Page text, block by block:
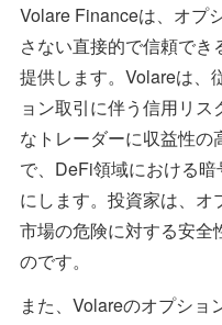
Volare Financeは、オプ
さない直接的で信頼で
提供します。Volareは、
ョン取引に伴う信用リ
なトレーダーに収益性の
で、DeFi領域における
にします。投資家は、
市場の危険に対する安全
のです。
また、Volareのオプショ